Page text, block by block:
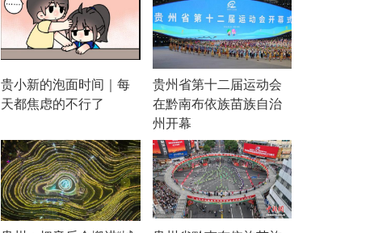
贵小新的泡面时间｜每
天都焦虑的不行了
贵州省第十二届运动会
在黔南布依族苗族自治
州开幕